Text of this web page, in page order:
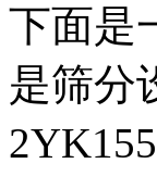
下面是
是筛分